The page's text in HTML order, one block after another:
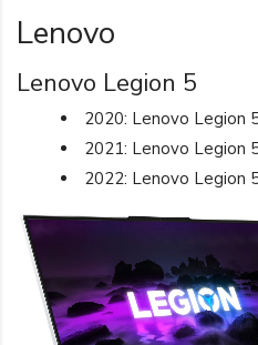
Lenovo
Lenovo Legion 5
2020: Lenovo Legion
2021: Lenovo Legion
2022: Lenovo Legion